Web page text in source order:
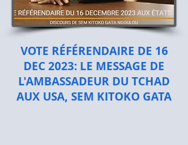
VOTE RÉFÉRENDAIRE DE 16
DEC 2023: LE MESSAGE DE
L'AMBASSADEUR DU TCHAD
AUX USA, SEM KITOKO GATA